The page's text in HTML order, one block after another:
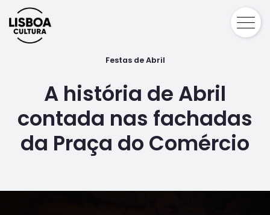
Festas de Abril
A história de Abril
contada nas fachadas
da Praça do Comércio